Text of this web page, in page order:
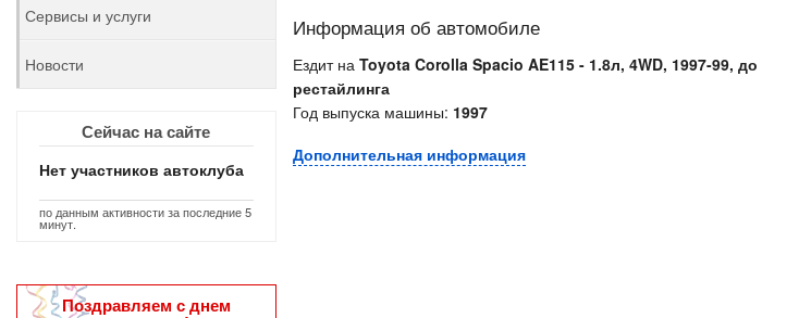
Информация об автомобиле
Ездит на Toyota Corolla Spacio AE115 - 1.8л, 4WD, 1997-99, до
рестайлинга
Год выпуска машины: 1997
Дополнительная информация
Сервисы и услуги
Новости
Сейчас на сайте
Нет участников автоклуба
по данным активности за последние 5
минут.
Поздравляем с днем